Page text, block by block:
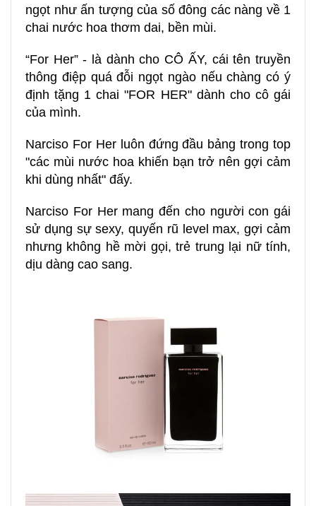
ngọt như ấn tượng của số đông các nàng về 1
chai nước hoa thơm dai, bền mùi.
“For Her” - là dành cho CÔ ẤY, cái tên truyền
thông điệp quá đỗi ngọt ngào nếu chàng có ý
định tặng 1 chai "FOR HER" dành cho cô gái
của mình.
Narciso For Her luôn đứng đầu bảng trong top
"các mùi nước hoa khiến bạn trở nên gợi cảm
khi dùng nhất" đấy.
Narciso For Her mang đến cho người con gái
sử dụng sự sexy, quyến rũ level max, gợi cảm
nhưng không hề mời gọi, trẻ trung lại nữ tính,
dịu dàng cao sang.